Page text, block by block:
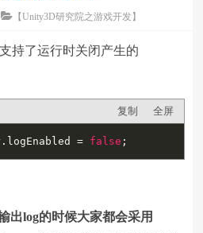
【Unity3D研究院之游戏开发】
31 字体：大中 小
持了运行时关闭产生的
复制 全屏
=
false ;
出log的时候大家都会采用